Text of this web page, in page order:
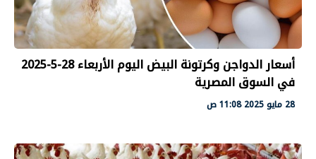
أسعار الدواجن وكرتونة البيض اليوم الأربعاء 28-5-2025
في السوق المصرية
28 مايو 2025 11:08 ص